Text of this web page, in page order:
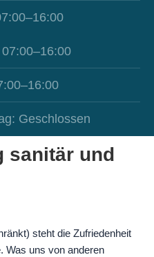
Geschlossen
sanitär und
steht die Zufriedenheit
Was uns von anderen